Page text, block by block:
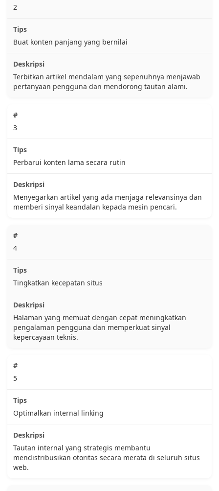
2
Buat konten panjang yang bernilai
Terbitkan artikel mendalam yang sepenuhnya menjawab
pertanyaan pengguna dan mendorong tautan alami.
3
Perbarui konten lama secara rutin
Menyegarkan artikel yang ada menjaga relevansinya dan
memberi sinyal keandalan kepada mesin pencari.
4
Tingkatkan kecepatan situs
Halaman yang memuat dengan cepat meningkatkan
pengalaman pengguna dan memperkuat sinyal
kepercayaan teknis.
5
Optimalkan internal linking
Tautan internal yang strategis membantu
mendistribusikan otoritas secara merata di seluruh situs
web.